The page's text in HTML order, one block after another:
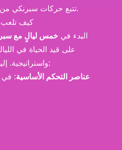
تتبع حركات سبرنكي من خلال كاميرات المراقبة.
كيف
البدء في خمس ليالٍ مع
على قيد الحياة في
واستراتيجية. إليك دليل البقاء الخاص بك:
عناصر التحكم الأساسية: في